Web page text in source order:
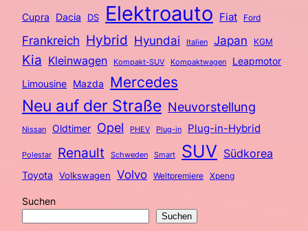
Cupra Dacia DS Elektroauto Fiat Ford
Frankreich Hybrid Hyundai Italien Japan KGM
Kia Kleinwagen Kompakt-SUV Kompaktwagen Leapmotor
Limousine Mazda Mercedes
Neu auf der Straße Neuvorstellung
Nissan Oldtimer Opel PHEV Plug-in Plug-in-Hybrid
Polestar Renault Schweden Smart SUV Südkorea
Toyota Volkswagen Volvo Weltpremiere Xpeng
Suchen
Suchen